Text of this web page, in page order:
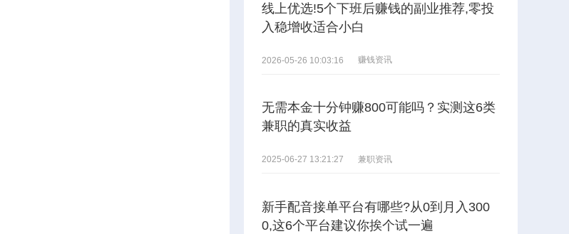
线上优选!5个下班后赚钱的副业推荐,零投
入稳增收适合小白
2026-05-26 10:03:16 赚钱资讯
无需本金十分钟赚800可能吗？实测这6类
兼职的真实收益
2025-06-27 13:21:27 兼职资讯
新手配音接单平台有哪些?从0到月入300
0,这6个平台建议你挨个试一遍